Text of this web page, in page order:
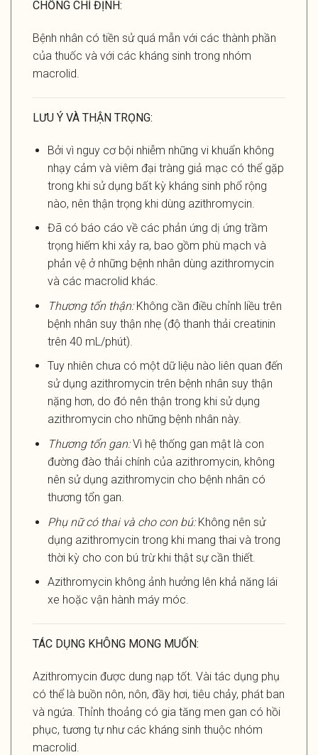
CHỐNG CHỈ ĐỊNH:
Bệnh nhân có tiền sử quá mẫn với các thành phần
của thuốc và với các kháng sinh trong nhóm
macrolid.
LƯU Ý VÀ THẬN TRỌNG:
Bởi vì nguy cơ bội nhiễm những vi khuẩn không
nhạy cảm và viêm đại tràng giả mạc có thể gặp
trong khi sử dụng bất kỳ kháng sinh phổ rộng
nào, nên thận trọng khi dùng azithromycin.
Đã có báo cáo về các phản ứng dị ứng trầm
trọng hiếm khi xảy ra, bao gồm phù mạch và
phản vệ ở những bệnh nhân dùng azithromycin
và các macrolid khác.
Thương tổn thận:Không cần điều chỉnh liều trên
bệnh nhân suy thận nhẹ (độ thanh thải creatinin
trên 40 mL/phút).
Tuy nhiên chưa có một dữ liệu nào liên quan đến
sử dụng azithromycin trên bệnh nhân suy thận
nặng hơn, do đó nên thận trong khi sử dụng
azithromycin cho những bệnh nhân này.
Thương tổn gan:Vì hệ thống gan mật là con
đường đào thải chính của azithromycin, không
nên sử dụng azithromycin cho bệnh nhân có
thương tổn gan.
Phụ nữ có thai và cho con bú:Không nên sử
dụng azithromycin trong khi mang thai và trong
thời kỳ cho con bú trừ khi thật sự cần thiết.
Azithromycin không ảnh hưởng lên khả năng lái
xe hoặc vận hành máy móc.
TÁC DỤNG KHÔNG MONG MUỐN:
Azithromycin được dung nạp tốt. Vài tác dụng phụ
có thể là buồn nôn, nôn, đầy hơi, tiêu chảy, phát ban
và ngứa. Thỉnh thoảng có gia tăng men gan có hồi
phục, tương tự như các kháng sinh thuộc nhóm
macrolid.